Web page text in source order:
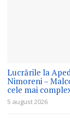
Lucrările la
Nimoreni –
cele mai
5 august 2026